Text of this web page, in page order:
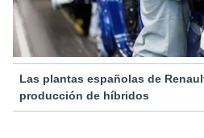
Las plantas españolas de
producción de híbridos